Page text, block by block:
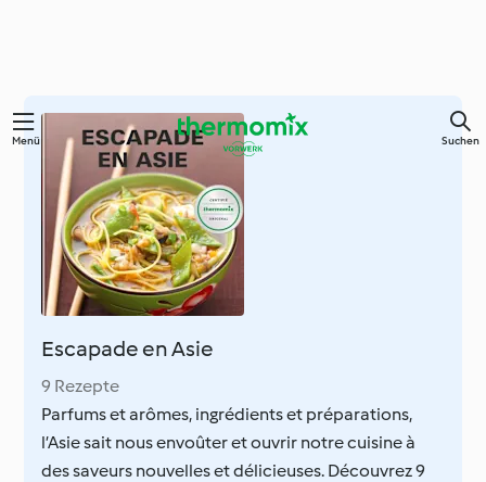
Springe
Hauptinhalt
Menü Suchen
Escapade en Asie
9 Rezepte
Parfums et arômes, ingrédients et préparations,
l’Asie sait nous envoûter et ouvrir notre cuisine à
des saveurs nouvelles et délicieuses. Découvrez 9